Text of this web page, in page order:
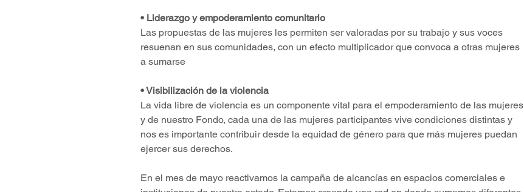
• Liderazgo y empoderamiento comunitario
Las propuestas de las mujeres les permiten ser valoradas por su trabajo y sus voces
resuenan en sus comunidades, con un efecto multiplicador que convoca a otras mujeres
a sumarse
• Visibilización de la violencia
La vida libre de violencia es un componente vital para el empoderamiento de las mujeres
y de nuestro Fondo, cada una de las mujeres participantes vive condiciones distintas y
nos es importante contribuir desde la equidad de género para que más mujeres puedan
ejercer sus derechos.
En el mes de mayo reactivamos la campaña de alcancías en espacios comerciales e